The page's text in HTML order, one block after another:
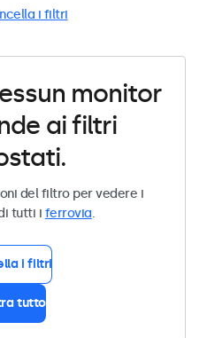
i filtri
monitor
ai filtri
del filtro per vedere i
tutti i ferrovia.
i filtri
tutto